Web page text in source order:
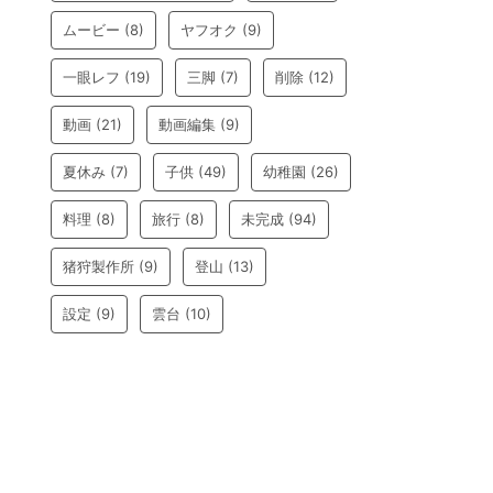
ムービー (8) ヤフオク (9)
一眼レフ (19) 三脚 (7) 削除 (12)
動画 (21) 動画編集 (9)
夏休み (7) 子供 (49) 幼稚園 (26)
料理 (8) 旅行 (8) 未完成 (94)
猪狩製作所 (9) 登山 (13)
設定 (9) 雲台 (10)